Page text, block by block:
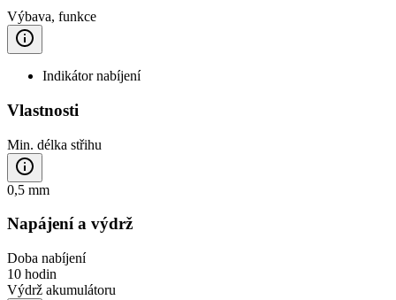
Výbava, funkce
Indikátor nabíjení
Vlastnosti
Min. délka střihu
0,5 mm
Napájení a výdrž
Doba nabíjení
10 hodin
Výdrž akumulátoru